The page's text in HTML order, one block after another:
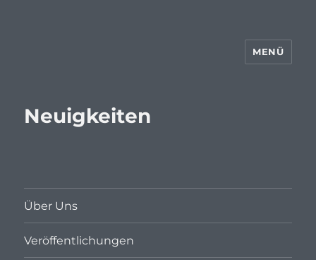
MENÜ
Neuigkeiten
Über Uns
Veröffentlichungen